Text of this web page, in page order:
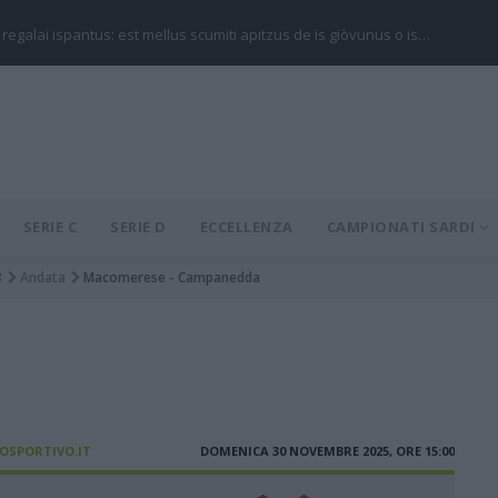
regalai ispantus: est mellus scumiti apitzus de is giòvunus o is…
SERIE C SERIE D ECCELLENZA CAMPIONATI SARDI
Andata Macomerese - Campanedda
DOMENICA 30 NOVEMBRE 2025, ORE 15:00